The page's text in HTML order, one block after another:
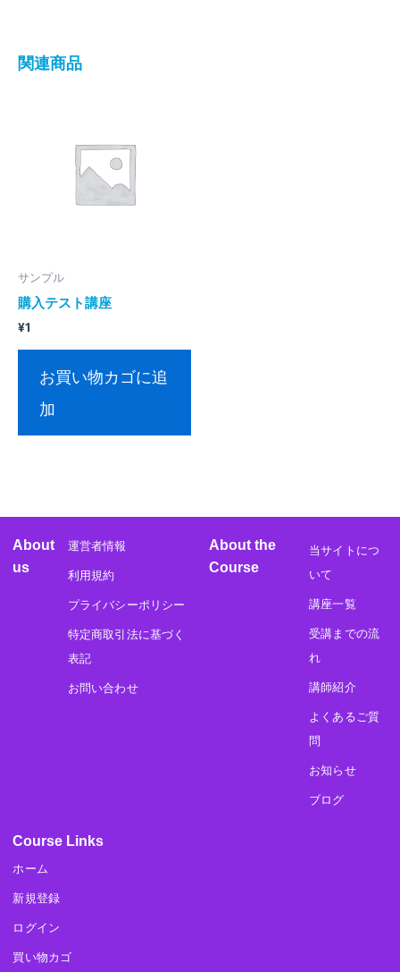
関連商品
サンプル
購入テスト講座
¥1
お買い物カゴに追
加
About
us
運営者情報
利用規約
プライバシーポリシー
特定商取引法に基づく
表記
お問い合わせ
About the
Course
当サイトにつ
いて
講座一覧
受講までの流
れ
講師紹介
よくあるご質
問
お知らせ
ブログ
Course Links
ホーム
新規登録
ログイン
買い物カゴ